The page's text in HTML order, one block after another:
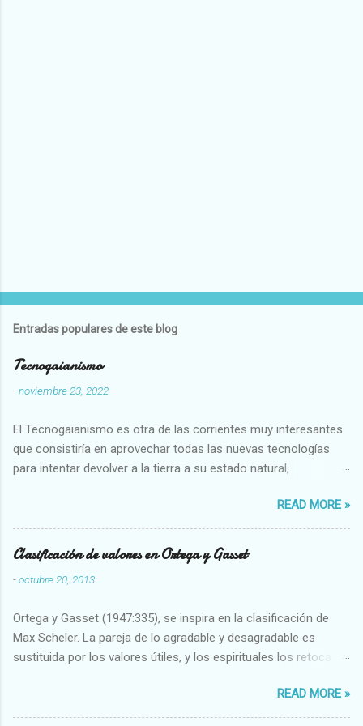
Entradas populares de este blog
Tecnogaianismo
-noviembre 23, 2022
El Tecnogaianismo es otra de las corrientes muy interesantes
que consistiría en aprovechar todas las nuevas tecnologías
para intentar devolver a la tierra a su estado natural,
READ MORE »
Clasificación de valores en Ortega y Gasset
-octubre 20, 2013
Ortega y Gasset (1947:335), se inspira en la clasificación de
Max Scheler. La pareja de lo agradable y desagradable es
sustituida por los valores útiles, y los espirituales los retoca.
Abundante-Escaso,etc 2 VITALES Sano-Enfermo Selecto-
Vulgar Enérgico-Inerte Fuerte-Débil,etc. 3 ESPIRITUALES a)
READ MORE »